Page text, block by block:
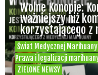
Świat Medycznej Marihuany
Prawa i legalizacji
ZIELONE NEWSY
Wolne Konopie:
ważniejszy niż
korzystającego z